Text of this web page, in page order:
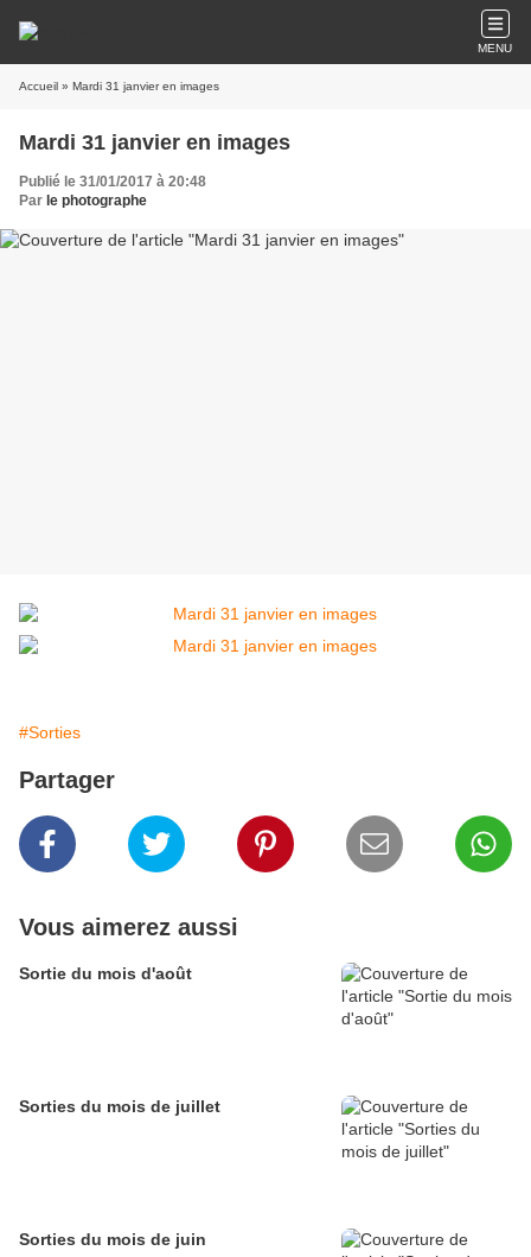
MENU
Accueil » Mardi 31 janvier en images
Mardi 31 janvier en images
Publié le 31/01/2017 à 20:48
Par le photographe
#Sorties
Partager
Vous aimerez aussi
Sortie du mois d'août
Sorties du mois de juillet
Sorties du mois de juin